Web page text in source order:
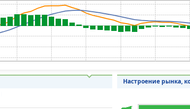
Настроение рынка,